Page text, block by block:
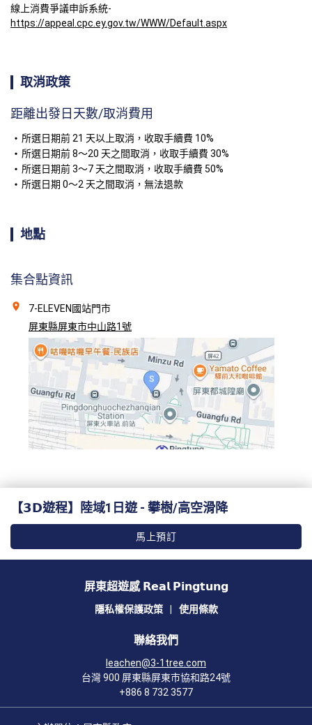
線上消費爭議申訴系統-
https://appeal.cpc.ey.gov.tw/WWW/Default.aspx
取消政策
距離出發日天數/取消費用
所選日期前 21 天以上取消，收取手續費 10%
所選日期前 8～20 天之間取消，收取手續費 30%
所選日期前 3～7 天之間取消，收取手續費 50%
所選日期 0～2 天之間取消，無法退款
地點
集合點資訊
7-ELEVEN國站門市
屏東縣屏東市中山路1號
【𝟯𝗗遊程】陸域1日遊 ‐ 攀樹/高空滑降
馬上預訂
屏東超遊感 𝗥𝗲𝗮𝗹 𝗣𝗶𝗻𝗴𝘁𝘂𝗻𝗴
隱私權保護政策 使用條款
聯絡我們
leachen@3-1tree.com
台灣 900 屏東縣屏東市協和路24號
+886 8 732 3577